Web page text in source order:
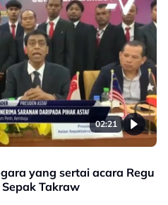
02:21
yang sertai acara Regu
Takraw